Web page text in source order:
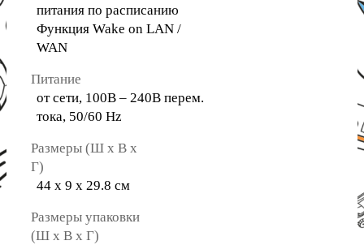
питания по расписанию
Функция Wake on LAN /
WAN
Питание
от сети, 100В – 240В перем.
тока, 50/60 Hz
Размеры (Ш х В х
Г)
44 х 9 х 29.8 см
Размеры упаковки
(Ш х В х Г)